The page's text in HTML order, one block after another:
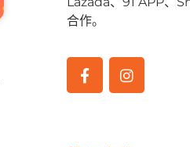
合作。